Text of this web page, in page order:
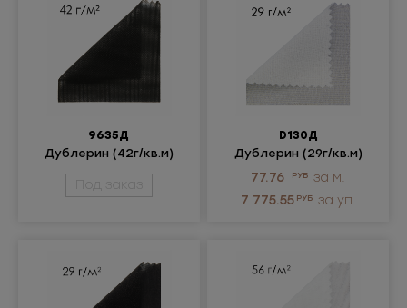
9635Д
Дублерин (42г/кв.м)
Под заказ
D130Д
Дублерин (29г/кв.м)
77.76 РУБ за м.
7 775.55 РУБ за уп.